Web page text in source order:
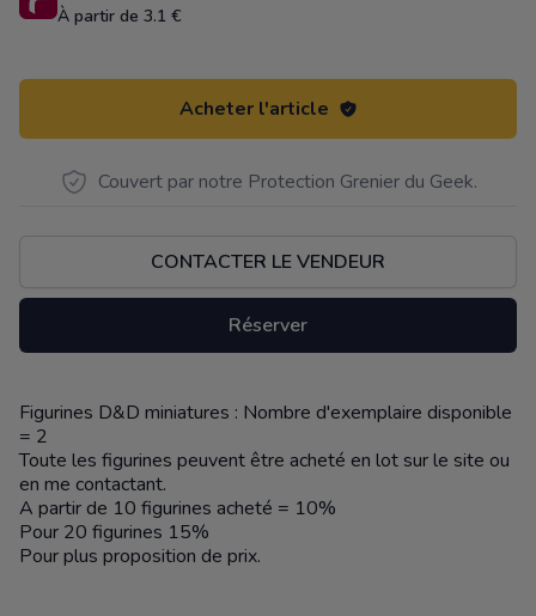
À partir de 3.1 €
Acheter l'article
Couvert par notre Protection Grenier du Geek.
CONTACTER LE VENDEUR
Réserver
Description
Figurines D&D miniatures : Nombre d'exemplaire disponible
= 2
Toute les figurines peuvent être acheté en lot sur le site ou
en me contactant.
A partir de 10 figurines acheté = 10%
Pour 20 figurines 15%
Pour plus proposition de prix.